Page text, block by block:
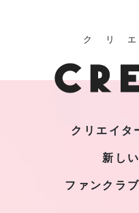
クリ
クリエイタ
新し
ファンクラ